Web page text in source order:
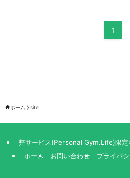
1
ホーム site
弊サービス(Personal Gym.Life)限定
ホーム
お問い合わせ プライバ